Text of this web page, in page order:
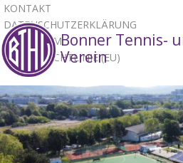
KONTAKT
DATENSCHUTZERKLÄRUNG
IMPRESSUM
COOKIE-RICHTLINIE (EU)
Bonner Tennis-
Verein